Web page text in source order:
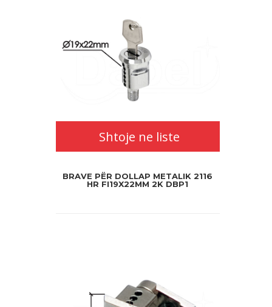
Shtoje ne liste
BRAVE PËR DOLLAP METALIK 2116
HR FI19X22MM 2K DBP1